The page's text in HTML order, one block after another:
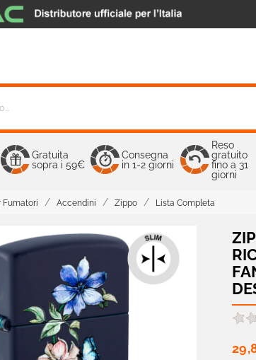
Gratuita
sopra i 59€
Consegna
in 1-2 giorni
Reso
gratuito
fino a 31
giorni
Fumatori Accendini Zippo Lista Completa